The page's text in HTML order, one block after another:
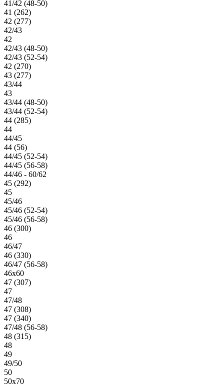
41/42 (48-50)
41 (262)
42 (277)
42/43
42
42/43 (48-50)
42/43 (52-54)
42 (270)
43 (277)
43/44
43
43/44 (48-50)
43/44 (52-54)
44 (285)
44
44/45
44 (56)
44/45 (52-54)
44/45 (56-58)
44/46 - 60/62
45 (292)
45
45/46
45/46 (52-54)
45/46 (56-58)
46 (300)
46
46/47
46 (330)
46/47 (56-58)
46х60
47 (307)
47
47/48
47 (308)
47 (340)
47/48 (56-58)
48 (315)
48
49
49/50
50
50х70